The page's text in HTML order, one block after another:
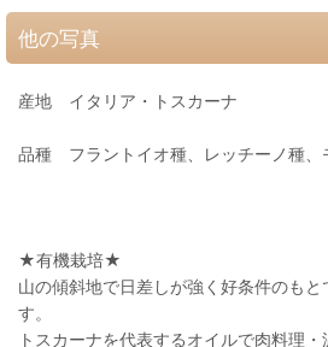
他の写真
産地 イタリア・トスカーナ
品種 フラントイオ種、レッチーノ種、
★有機栽培★
山の傾斜地で日差しが強く好条件のもと
す。
トスカーナを代表するオイルで肉料理・